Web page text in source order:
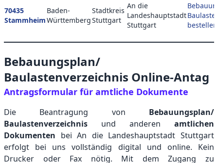
70435
Stammheim
Baden-
Württemberg
Stadtkreis
Stuttgart
An die
Landeshauptstadt
Stuttgart
bestellen
Bebauungsplan/
Baulastenverzeichnis Online-Antag
Antragsformular für amtliche Dokumente
Die Beantragung von Bebauungsplan/
Baulastenverzeichnis und anderen amtlichen
Dokumenten bei An die Landeshauptstadt Stuttgart
erfolgt bei uns vollständig digital und online. Kein
Drucker oder Fax nötig. Mit dem Zugang zu